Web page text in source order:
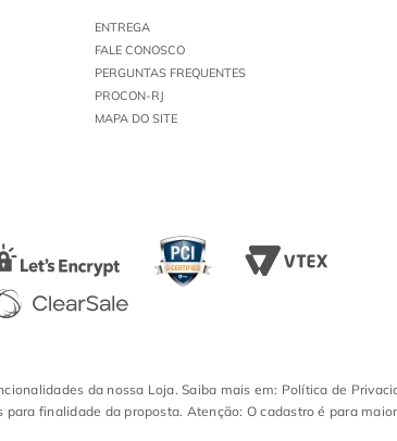
ENTREGA
FALE CONOSCO
PERGUNTAS FREQUENTES
PROCON-RJ
MAPA DO SITE
da nossa Loja. Saiba mais em: Política de
finalidade da proposta. Atenção: O cadastro é para